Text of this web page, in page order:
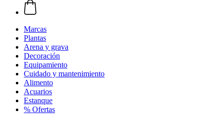
Marcas
Plantas
Arena y grava
Decoración
Equipamiento
Cuidado y mantenimiento
Alimento
Acuarios
Estanque
% Ofertas